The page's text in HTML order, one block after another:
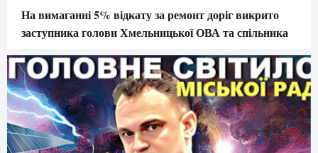
На вимаганні 5% відкату за ремонт доріг викрито
заступника голови Хмельницької ОВА та спільника